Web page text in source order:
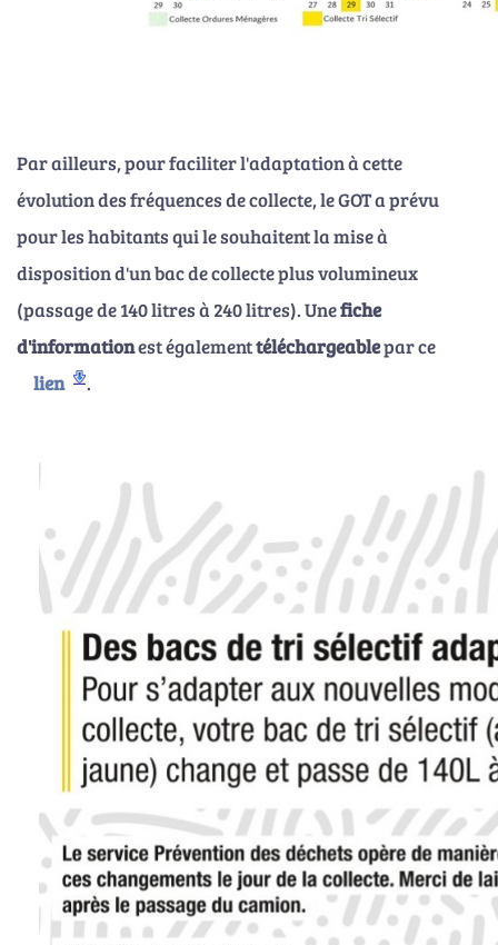
Par ailleurs, pour faciliter l'adaptation à cette
évolution des fréquences de collecte, le GOT a prévu
pour les habitants qui le souhaitent la mise à
disposition d'un bac de collecte plus volumineux
(passage de 140 litres à 240 litres). Unefiche
d'informationest égalementtéléchargeablepar ce
lien
.